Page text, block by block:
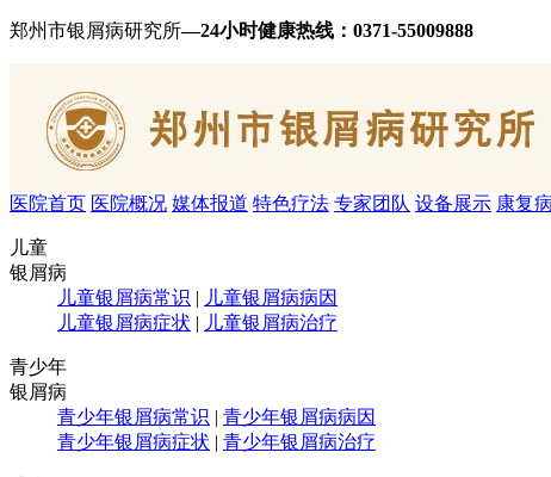
郑州市银屑病研究所—24小时健康热线： 0371-55009888
医院首页 医院概况 媒体报道 特色疗法 专家团队 设备展示 康复
儿童
银屑病
儿童银屑病常识 | 儿童银屑病病因
儿童银屑病症状 | 儿童银屑病治疗
青少年
银屑病
青少年银屑病常识 | 青少年银屑病病因
青少年银屑病症状 | 青少年银屑病治疗